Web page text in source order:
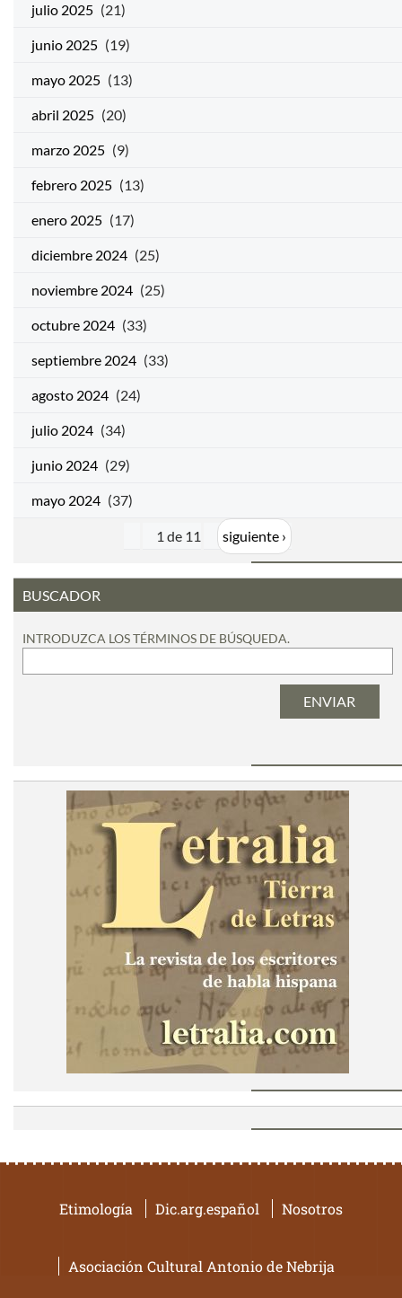
julio 2025 (21)
junio 2025 (19)
mayo 2025 (13)
abril 2025 (20)
marzo 2025 (9)
febrero 2025 (13)
enero 2025 (17)
diciembre 2024 (25)
noviembre 2024 (25)
octubre 2024 (33)
septiembre 2024 (33)
agosto 2024 (24)
julio 2024 (34)
junio 2024 (29)
mayo 2024 (37)
1 de 11 siguiente ›
BUSCADOR
INTRODUZCA LOS TÉRMINOS DE BÚSQUEDA.
Etimología Dic.arg.español Nosotros
Asociación Cultural Antonio de Nebrija